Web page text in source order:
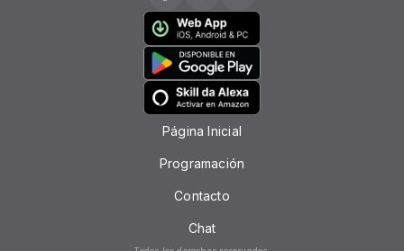
Página Inicial
Programación
Contacto
Chat